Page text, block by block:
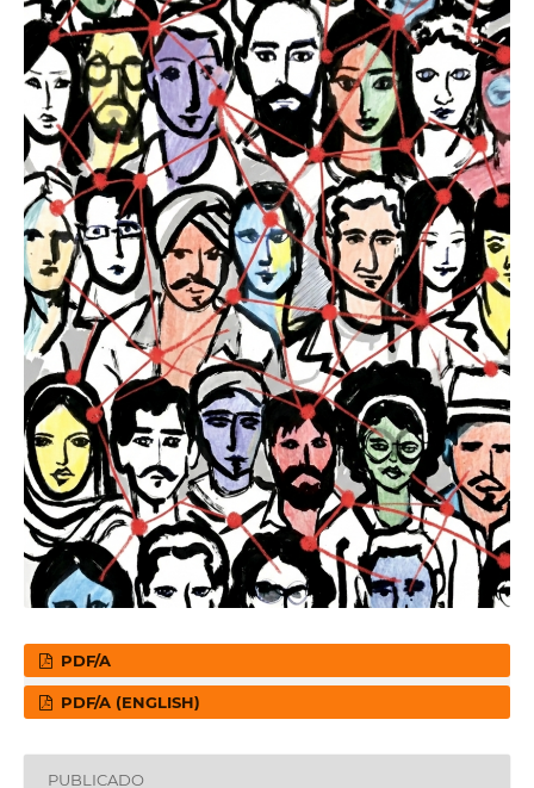
PDF/A
PDF/A (ENGLISH)
PUBLICADO